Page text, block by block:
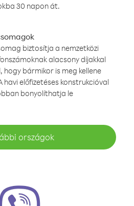
30 napon át.
biztosítja a nemzetközi
alacsony díjakkal
bármikor is meg kellene
előfizetéses konstrukcióval
bonyolíthatja le
országok